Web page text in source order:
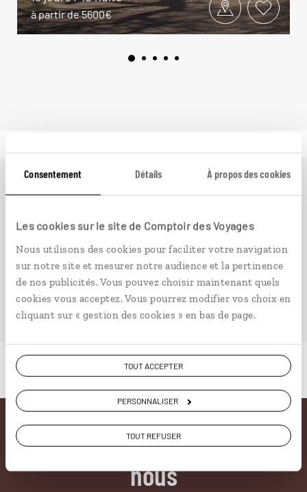
Consentement Détails À propos des cookies
Les cookies sur le site de Comptoir des Voyages
Nous utilisons des cookies pour faciliter votre navigation
sur notre site et mesurer notre audience et la pertinence
de nos publicités. Vous pouvez choisir maintenant quels
cookies vous acceptez. Vous pourrez modifier vos choix en
cliquant sur « gestion des cookies » en bas de page.
TOUT ACCEPTER
PERSONNALISER
TOUT REFUSER
à partir de 5600€
Ailleursest le magazine web de Comptoir des Voyages.
passionnent les découvertes et rencontres du bout du
monde, il fait naître une irrésistible envie d’aller voir
ailleurs.
PLONGER DANS NOTRE MAGAZINE
Pourquoi voyager avec
nous